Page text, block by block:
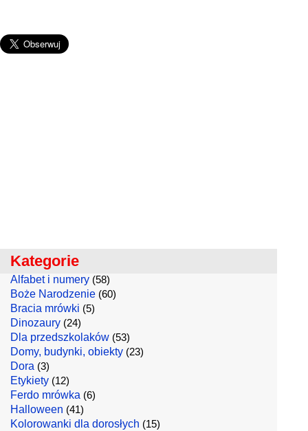
Kategorie
Alfabet i numery (58)
Boże Narodzenie (60)
Bracia mrówki (5)
Dinozaury (24)
Dla przedszkolaków (53)
Domy, budynki, obiekty (23)
Dora (3)
Etykiety (12)
Ferdo mrówka (6)
Halloween (41)
Kolorowanki dla dorosłych (15)